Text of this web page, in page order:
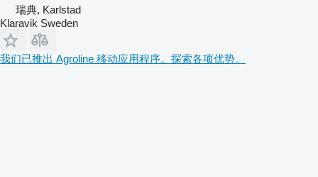
瑞典, Karlstad
Klaravik Sweden
我们已推出 Agroline 移动应用程序。探索各项优势。